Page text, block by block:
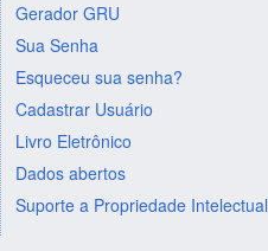
Gerador GRU
Sua Senha
Esqueceu sua senha?
Cadastrar Usuário
Livro Eletrônico
Dados abertos
Suporte a Propriedade Intelectual